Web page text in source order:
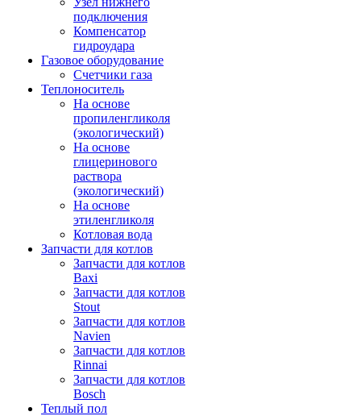
подключения
Компенсатор
гидроудара
Газовое оборудование
Счетчики газа
Теплоноситель
На основе
пропиленгликоля
(экологический)
На основе
глицеринового
раствора
(экологический)
На основе
этиленгликоля
Котловая вода
Запчасти для котлов
Запчасти для котлов
Baxi
Запчасти для котлов
Stout
Запчасти для котлов
Navien
Запчасти для котлов
Rinnai
Запчасти для котлов
Bosch
Теплый пол